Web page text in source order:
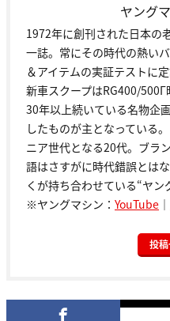
ヤング
1972年に創刊された日本の
一誌。常にその時代の熱い
＆アイテムの実証テストに
新車スクープはRG400/
30年以上続いている名物企
したものが主となっている
ニア世代となる20代。ブラ
語はさすがに時代錯誤とは
くが持ち合わせている“ヤン
※ヤングマシン： YouTube ｜
投